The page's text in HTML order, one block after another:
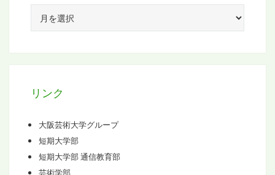
カ
リンク
大阪芸術大学グループ
短期大学部
短期大学部 通信教育部
芸術学部